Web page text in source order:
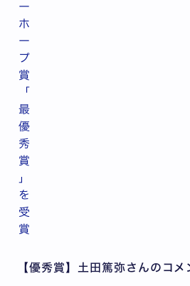
ー
ホ
ー
プ
賞
「
最
優
秀
賞
」
を
受
賞
【優秀賞】土田篤弥さんのコメ